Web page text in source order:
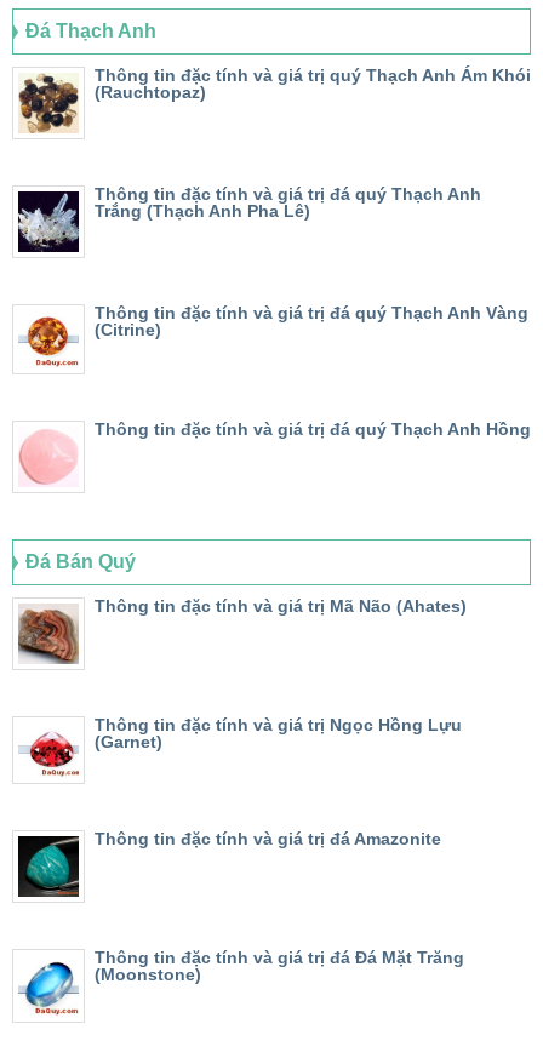
Đá Thạch Anh
Thông tin đặc tính và giá trị quý Thạch Anh Ám Khói
(Rauchtopaz)
Thông tin đặc tính và giá trị đá quý Thạch Anh
Trắng (Thạch Anh Pha Lê)
Thông tin đặc tính và giá trị đá quý Thạch Anh Vàng
(Citrine)
Thông tin đặc tính và giá trị đá quý Thạch Anh Hồng
Đá Bán Quý
Thông tin đặc tính và giá trị Mã Não (Ahates)
Thông tin đặc tính và giá trị Ngọc Hồng Lựu
(Garnet)
Thông tin đặc tính và giá trị đá Amazonite
Thông tin đặc tính và giá trị đá Đá Mặt Trăng
(Moonstone)